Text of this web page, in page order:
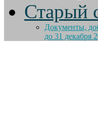
Старый
Документы,
до 31 декабря